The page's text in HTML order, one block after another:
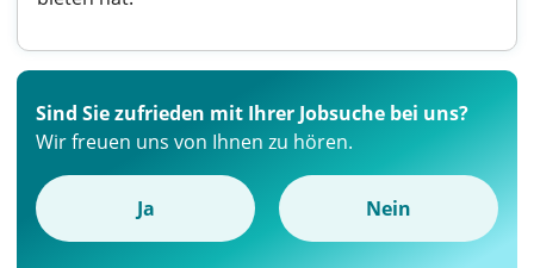
Sind Sie zufrieden mit Ihrer Jobsuche bei uns?
Wir freuen uns von Ihnen zu hören.
Ja Nein